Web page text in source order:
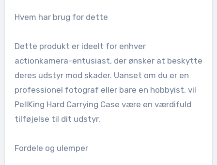
Hvem har brug for dette
Dette produkt er ideelt for enhver
actionkamera-entusiast, der ønsker at beskytte
deres udstyr mod skader. Uanset om du er en
professionel fotograf eller bare en hobbyist, vil
PellKing Hard Carrying Case være en værdifuld
tilføjelse til dit udstyr.
Fordele og ulemper